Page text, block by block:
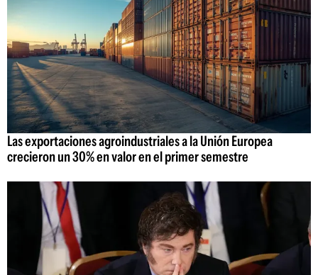
Las exportaciones agroindustriales a la Unión Europea
crecieron un 30% en valor en el primer semestre